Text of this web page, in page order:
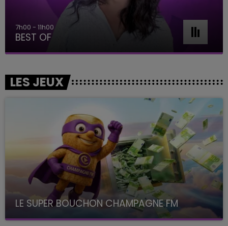
7h00 - 11h00
BEST OF
LES JEUX
LE SUPER BOUCHON CHAMPAGNE FM
avec La Famille Champagne FM, à 8H10